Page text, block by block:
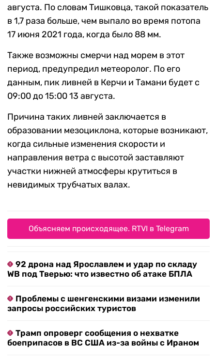
августа. По словам Тишковца, такой показатель
в 1,7 раза больше, чем выпало во время потопа
17 июня 2021 года, когда было 88 мм.
Также возможны смерчи над морем в этот
период, предупредил метеоролог. По его
данным, пик ливней в Керчи и Тамани будет с
09:00 до 15:00 13 августа.
Причина таких ливней заключается в
образовании мезоциклона, которые возникают,
когда сильные изменения скорости и
направления ветра с высотой заставляют
участки нижней атмосферы крутиться в
невидимых трубчатых валах.
Объясняем происходящее. RTVI в Telegram
92 дрона над Ярославлем и удар по складу
WB под Тверью: что известно об атаке БПЛА
Проблемы с шенгенскими визами изменили
запросы российских туристов
Трамп опроверг сообщения о нехватке
боеприпасов в ВС США из-за войны с Ираном